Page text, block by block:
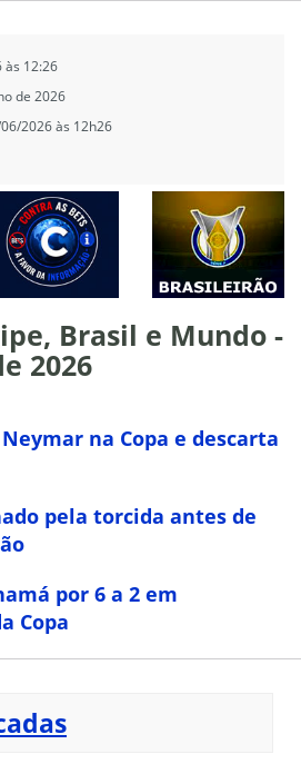
às 12:26
de 2026
2026 às 12h26
Brasil e Mundo -
2026
na Copa e descarta
pela torcida antes de
por 6 a 2 em
Copa